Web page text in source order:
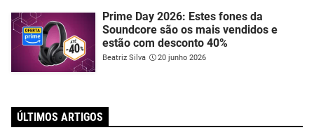
Prime Day 2026: Estes fones da
Soundcore são os mais vendidos e
estão com desconto 40%
Beatriz Silva 20 junho 2026
ÚLTIMOS ARTIGOS